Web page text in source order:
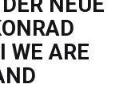
ARE